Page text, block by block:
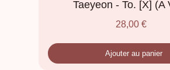
Taeyeon - To. [X] (A
28,00 €
Ajouter au panier